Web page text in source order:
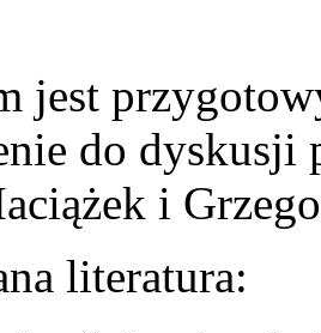
jest
do dyskusji
i
literatura: